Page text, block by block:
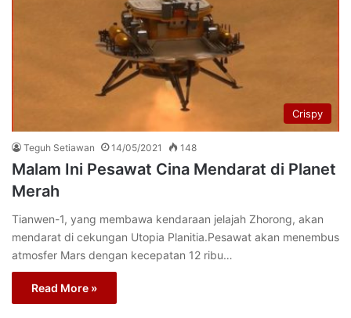
Crispy
Teguh Setiawan 14/05/2021 148
Malam Ini Pesawat Cina Mendarat di Planet
Merah
Tianwen-1, yang membawa kendaraan jelajah Zhorong, akan
mendarat di cekungan Utopia Planitia.Pesawat akan menembus
atmosfer Mars dengan kecepatan 12 ribu…
Read More »